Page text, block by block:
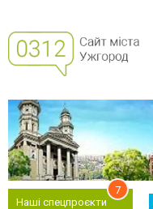
Наші спецпроєкти
7